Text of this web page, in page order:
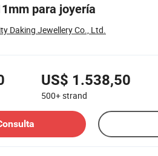
para joyería
Daking Jewellery Co., Ltd.
US$ 1.538,50
500+strand